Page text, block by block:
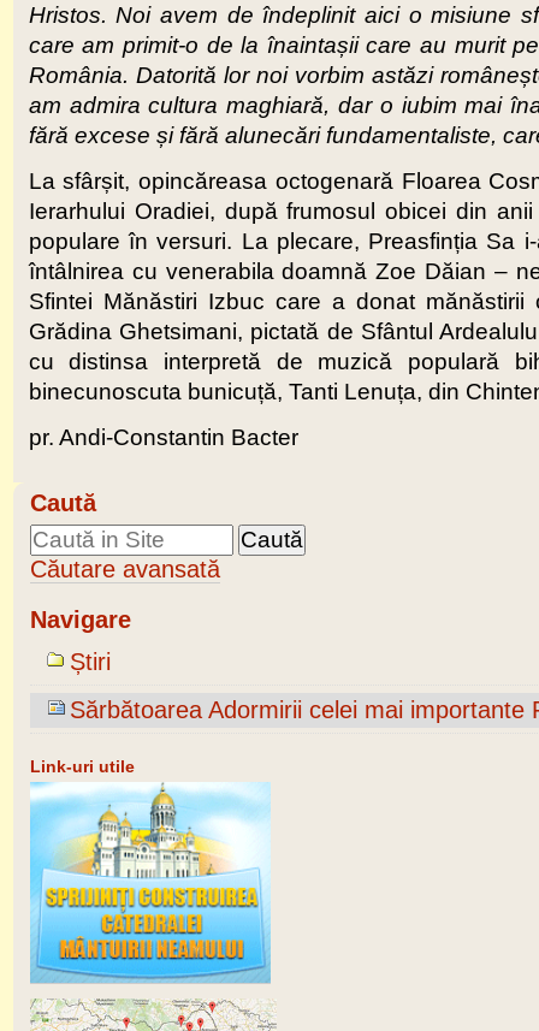
Hristos. Noi avem de îndeplinit aici o misiune
care am primit-o de la înaintașii care au murit
România. Datorită lor noi vorbim astăzi
am admira cultura maghiară, dar o iubim mai
fără excese și fără alunecări fundamentaliste,
La sfârșit, opincăreasa octogenară Floarea
Ierarhului Oradiei, după frumosul obicei din
populare în versuri. La plecare, Preasfinția Sa
întâlnirea cu venerabila doamnă Zoe Dăian –
Sfintei Mănăstiri Izbuc care a donat
Grădina Ghetsimani, pictată de Sfântul
cu distinsa interpretă de muzică populară
binecunoscuta bunicuță, Tanti Lenuța, din
pr. Andi-Constantin Bacter
Caută
Căutare avansată
Navigare
Știri
Sărbătoarea Adormirii celei mai
Link-uri utile